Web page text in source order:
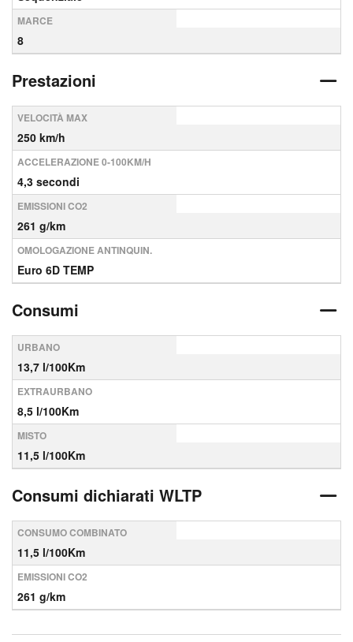
MARCE
8
Prestazioni
VELOCITÀ MAX
250 km/h
ACCELERAZIONE 0-100KM/H
4,3 secondi
EMISSIONI CO2
261 g/km
OMOLOGAZIONE ANTINQUIN.
Euro 6D TEMP
Consumi
URBANO
13,7 l/100Km
EXTRAURBANO
8,5 l/100Km
MISTO
11,5 l/100Km
Consumi dichiarati WLTP
CONSUMO COMBINATO
11,5 l/100Km
EMISSIONI CO2
261 g/km